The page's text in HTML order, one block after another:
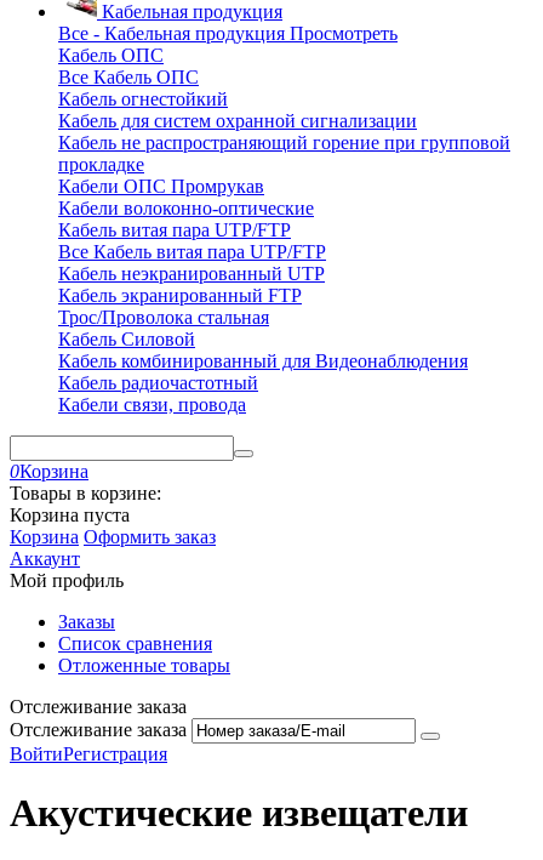
Кабельная продукция
Все - Кабельная продукция Просмотреть
Кабель ОПС
Все Кабель ОПС
Кабель огнестойкий
Кабель для систем охранной сигнализации
Кабель не распространяющий горение при групповой
прокладке
Кабели ОПС Промрукав
Кабели волоконно-оптические
Кабель витая пара UTP/FTP
Все Кабель витая пара UTP/FTP
Кабель неэкранированный UTP
Кабель экранированный FTP
Трос/Проволока стальная
Кабель Силовой
Кабель комбинированный для Видеонаблюдения
Кабель радиочастотный
Кабели связи, провода
0Корзина
Товары в корзине:
Корзина пуста
Корзина Оформить заказ
Аккаунт
Мой профиль
Заказы
Список сравнения
Отложенные товары
Отслеживание заказа
Отслеживание заказа
ВойтиРегистрация
Акустические извещатели